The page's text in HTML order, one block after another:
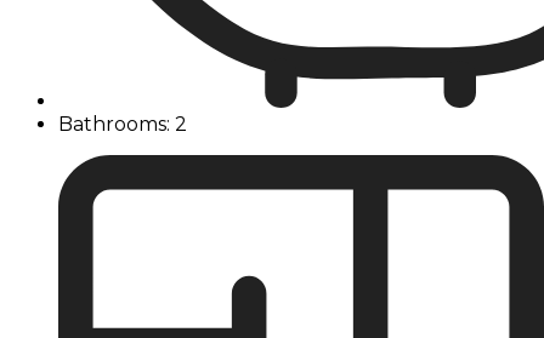
Bathrooms: 2